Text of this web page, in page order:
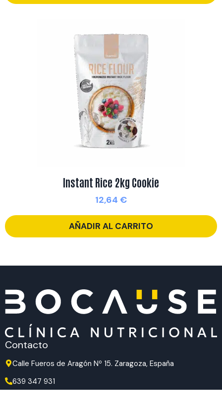
Instant Rice 2kg Cookie
12,64 €
AÑADIR AL CARRITO
Contacto
Calle Fueros de Aragón Nº 15. Zaragoza, España
639 347 931